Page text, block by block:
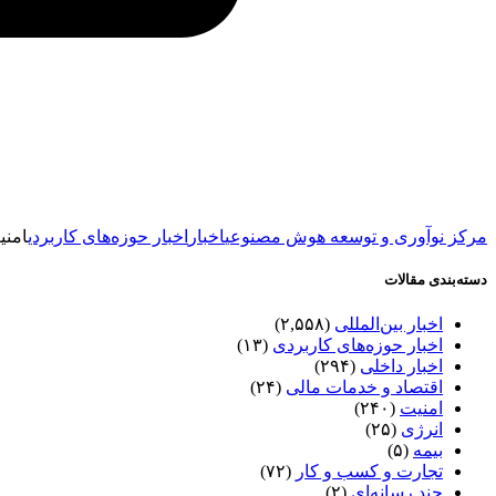
مرکز نوآوری و توسعه هوش مصنوعیاخبار اخبار حوزه‌های کاربردی
دسته‌بندی مقالات
اخبار بین‌المللی (۲,۵۵۸)
اخبار حوزه‌های کاربردی (۱۳)
اخبار داخلی (۲۹۴)
اقتصاد و خدمات مالی (۲۴)
امنیت (۲۴۰)
انرژی (۲۵)
بیمه (۵)
تجارت و کسب و کار (۷۲)
چند رسانه‌ای (۲)